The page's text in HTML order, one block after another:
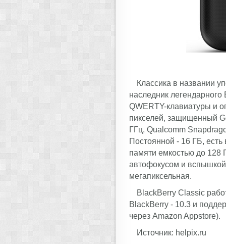
Классика в названии
наследник
QWERTY-клавиатуры и
пикселей, защищенный
ГГц, Qualcomm
Постоянной - 16 ГБ,
памяти емкостью до 128
автофокусом и
мегапиксельная.
BlackBerry Classic
BlackBerry - 10.3 и
через Amazon Appstore).
Источник: helpix.ru